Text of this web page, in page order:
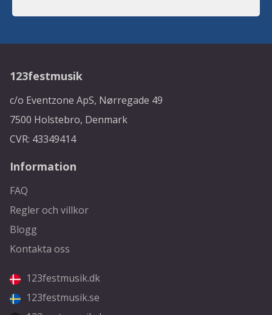
123festmusik
c/o Eventzone ApS, Nørregade 49
7500 Holstebro, Denmark
CVR: 43349414
Information
FAQ
Regler och villkor
Blogg
Kontakta oss
123festmusik.dk
123festmusik.se